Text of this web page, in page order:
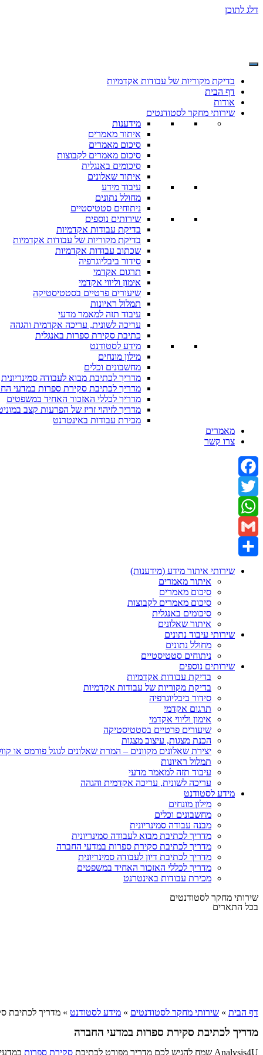
דלג לתוכן
בדיקת מקוריות של עבודות אקדמיות
דף הבית
אודות
שירותי מחקר לסטודנטים
מידענות
איתור מאמרים
סיכום מאמרים
סיכום מאמרים לקבוצות
סיכומים באנגלית
איתור שאלונים
עיבוד מידע
מחולל נתונים
ניתוחים סטטיסטיים
שירותים נוספים
בדיקת עבודות אקדמיות
בדיקת מקוריות של עבודות אקדמיות
שכתוב עבודות אקדמיות
סידור ביבליוגרפיה
תרגום אקדמי
אימון וליווי אקדמי
שיעורים פרטיים בסטטיסטיקה
תמלול ראיונות
עיבוד תזה למאמר מדעי
עריכה לשונית, עריכה אקדמית והגהה
כתיבת סקירת ספרות באנגלית
מידע לסטודנט
מילון מונחים
מחשבונים וכלים
מדריך לכתיבת מבוא לעבודה סמינריונית
מדריך לכתיבת סקירת ספרות במדעי
מדריך לכללי האזכור האחיד במשפטים
מדריך לזיהוי זריז של הפרעות קצב
מכירת עבודות באינטרנט
מאמרים
צרו קשר
Facebook
Twitter
WhatsApp
Gmail
שירותי איתור מידע (מידענות)
איתור מאמרים
סיכום מאמרים
סיכום מאמרים לקבוצות
סיכומים באנגלית
איתור שאלונים
שירותי עיבוד נתונים
מחולל נתונים
ניתוחים סטטיסטיים
שירותים נוספים
בדיקת עבודות אקדמיות
בדיקת מקוריות של עבודות אקדמיות
סידור ביבליוגרפיה
תרגום אקדמי
אימון וליווי אקדמי
שיעורים פרטיים בסטטיסטיקה
הכנת מצגות, עיצוב מצגות
יצירת שאלונים מקוונים – המרת שאלונים לגוגל פורמס או
תמלול ראיונות
עיבוד תזה למאמר מדעי
עריכה לשונית, עריכה אקדמית והגהה
מידע לסטודנט
מילון מונחים
מחשבונים וכלים
מבנה עבודה סמינריונית
מדריך לכתיבת מבוא לעבודה סמינריונית
מדריך לכתיבת סקירת ספרות במדעי החברה
מדריך לכתיבת דיון לעבודה סמינריונית
מדריך לכללי האזכור האחיד במשפטים
מכירת עבודות באינטרנט
שירותי מחקר לסטודנטים
בכל התארים
דף הבית » שירותי מחקר לסטודנטים » מידע לסטודנט » מדריך לכתיבת
מדריך לכתיבת סקירת ספרות במדעי החברה
Analysis4U שמח להגיש לכם מדריך מפורט לכתיבת סקירת ספרות